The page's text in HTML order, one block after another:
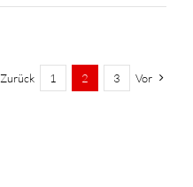
Zurück 1 2 3 Vor